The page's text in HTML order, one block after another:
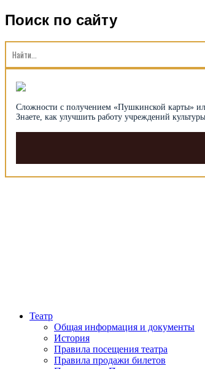
Поиск по сайту
Сложности с получением «Пуш­кин­ской карты»
Знаете, как улуч­шить рабо­ту уч­ре­ждений
Театр
Общая информация и документы
История
Правила посещения театра
Правила продажи билетов